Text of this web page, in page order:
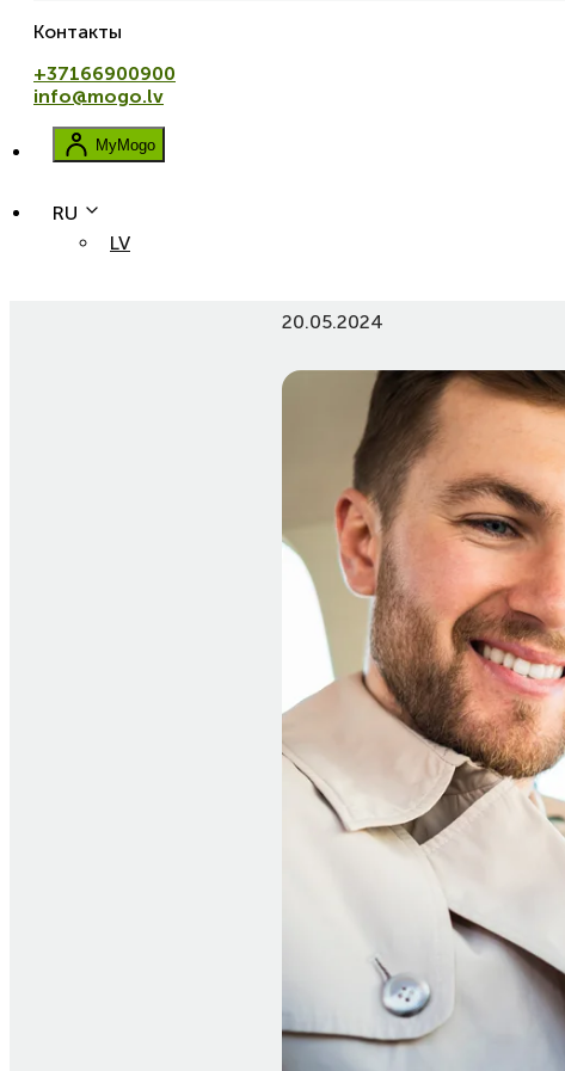
Контакты
+37166900900
info@mogo.lv
MyMogo
RU
LV
20.05.2024